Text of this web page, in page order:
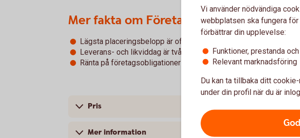
Mer fakta om Företagsobligationer
Lägsta placeringsbelopp är oftast 1 miljon kronor
Leverans- och likviddag är två vardagar efter avslut
Ränta på företagsobligationer lämnas på förfrågan
Pris
Mer information
Vi använder nödvändiga
webbplatsen ska fungera
förbättrar din upplevelse:
Funktioner, prestanda
Relevant marknadsföring
Du kan ta tillbaka ditt
under din profil när du är